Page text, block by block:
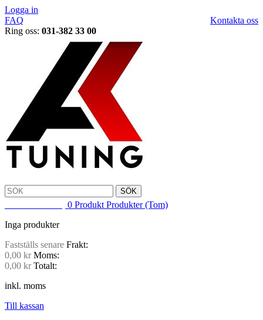
Logga in
Kontakta oss
FAQ
Ring oss: 031-382 33 00
SÖK
0 Produkt Produkter (Tom)
Inga produkter
Fastställs senare Frakt:
0,00 kr Moms:
0,00 kr Totalt:
inkl. moms
Till kassan